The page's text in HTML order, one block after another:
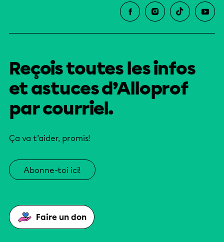
Reçois toutes les infos
et astuces d’Alloprof
par courriel.
Ça va t’aider, promis!
Abonne-toi ici!
Faire un don